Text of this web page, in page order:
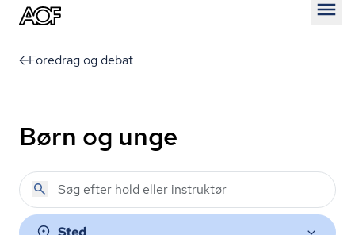
Foredrag og debat
Børn og unge